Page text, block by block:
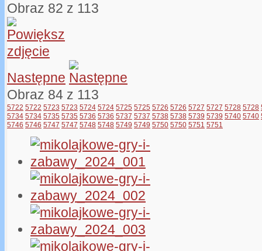
Obraz 82 z 113
Następne
Obraz 84 z 113
5722 5722 5723 5723 5724 5724 5725 5725 5726 5726 5727 5727 5728 5728
5734 5734 5735 5735 5736 5736 5737 5737 5738 5738 5739 5739 5740 5740
5746 5746 5747 5747 5748 5748 5749 5749 5750 5750 5751 5751